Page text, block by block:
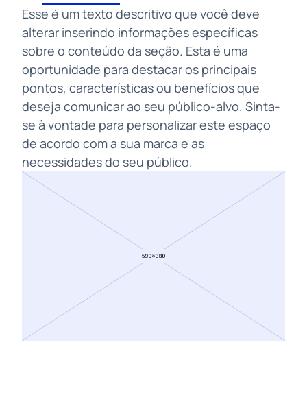
Esse é um texto descritivo que você deve
alterar inserindo informações específicas
sobre o conteúdo da seção. Esta é uma
oportunidade para destacar os principais
pontos, características ou benefícios que
deseja comunicar ao seu público-alvo. Sinta-
se à vontade para personalizar este espaço
de acordo com a sua marca e as
necessidades do seu público.